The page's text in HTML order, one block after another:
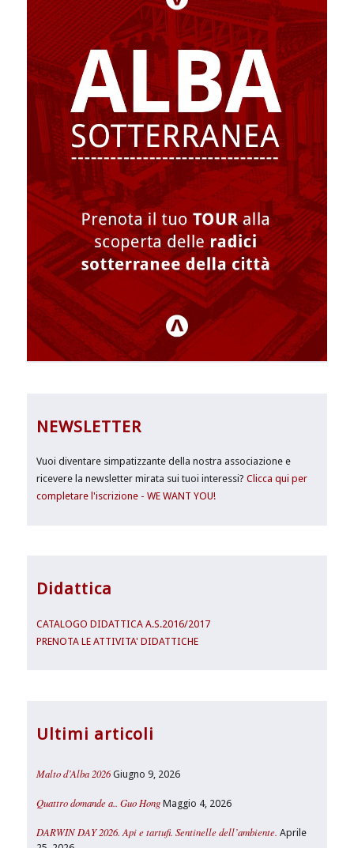
NEWSLETTER
Vuoi diventare simpatizzante della nostra associazione e
ricevere la newsletter mirata sui tuoi interessi?Clicca qui per
completare l'iscrizione - WE WANT YOU!
Didattica
CATALOGO DIDATTICA A.S.2016/2017
PRENOTA LE ATTIVITA' DIDATTICHE
Ultimi articoli
Malto d’Alba 2026 Giugno 9, 2026
Quattro domande a.. Guo Hong Maggio 4, 2026
DARWIN DAY 2026. Api e tartufi. Sentinelle dell’ambiente. Aprile